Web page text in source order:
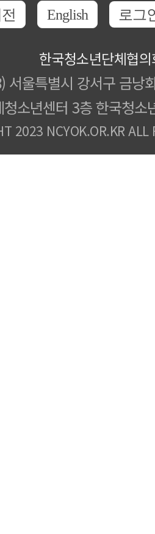
English 로그
한국청소년단체협
서울특별시 강서구 금낭
청소년센터 3층 한국청소
2023 NCYOK.OR.KR ALL